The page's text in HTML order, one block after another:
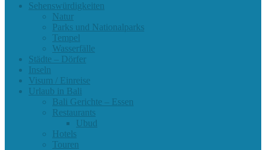
Sehenswürdigkeiten
Natur
Parks und Nationalparks
Tempel
Wasserfälle
Städte – Dörfer
Inseln
Visum / Einreise
Urlaub in Bali
Bali Gerichte – Essen
Restaurants
Ubud
Hotels
Touren